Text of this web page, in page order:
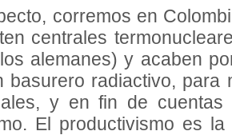
corremos en
centrales
alemanes) y acaben
basurero radiactivo, para
y en fin de
El productivismo es